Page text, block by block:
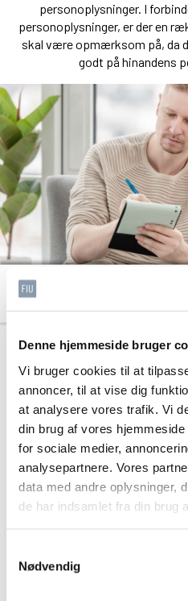
Denne hjemmeside bruger
Vi bruger cookies til at
annoncer, til at vise dig
at analysere vores trafik. Vi
din brug af vores
for sociale medier,
analysepartnere. Vores
data med andre oplysninger,
de har indsamlet fra din brug
Nødvendig
personoplysninger. I
personoplysninger, er der en
skal være opmærksom på, da
godt på hinandens
Hvad er
Personoplysninger er de
at identificere en specifik
Personoplysninger er bl.a.
e-mail, alder, køn,
arbejdsplads.
om medlemskab af en
helbred, seksualitet eller
Udover at kende til forskellige